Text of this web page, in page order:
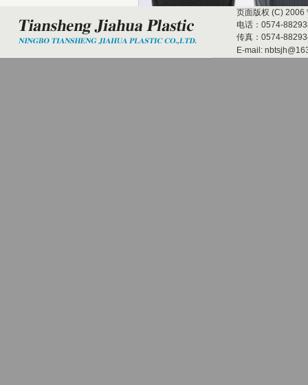
页面版权 (C) 2006
电话：0574-
传真：0574-
E-mail: